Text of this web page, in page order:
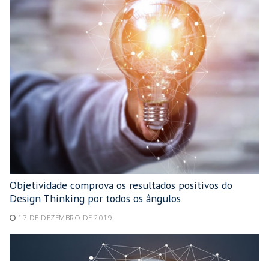
Objetividade comprova os resultados positivos do
Design Thinking por todos os ângulos
17 DE DEZEMBRO DE 2019